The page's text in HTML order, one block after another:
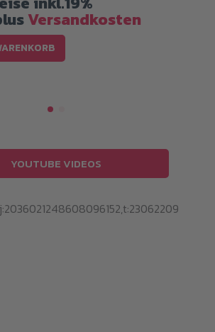
Versandkosten
YOUTUBE VIDEOS